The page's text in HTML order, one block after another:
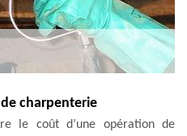
charpenterie
le coût d’une opération de